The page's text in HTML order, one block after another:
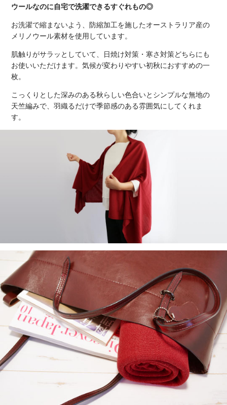
ウールなのに自宅で洗濯できるすぐれもの◎
お洗濯で縮まないよう、防縮加工を施したオーストラリア産の
メリノウール素材を使用しています。
肌触りがサラッとしていて、日焼け対策・寒さ対策どちらにも
お使いいただけます。気候が変わりやすい初秋におすすめの一
枚。
こっくりとした深みのある秋らしい色合いとシンプルな無地の
天竺編みで、羽織るだけで季節感のある雰囲気にしてくれま
す。